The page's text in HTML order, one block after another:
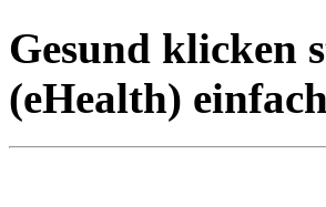
Gesund klicken
(eHealth)